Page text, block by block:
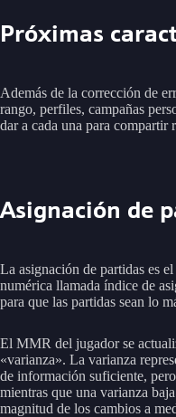
Próximas
Además de la corrección de
rango, perfiles, campañas
dar a cada una para
Asignación de
La asignación de partidas es
numérica llamada índice de
para que las partidas sean lo
El MMR del jugador se
«varianza». La varianza
de información suficiente,
mientras que una varianza
magnitud de los cambios a